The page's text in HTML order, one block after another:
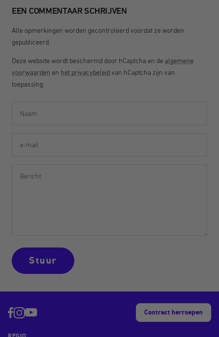
EEN COMMENTAAR SCHRIJVEN
Alle opmerkingen worden gecontroleerd voordat ze worden
gepubliceerd.
Deze website wordt beschermd door hCaptcha en de algemene
voorwaarden en het privacybeleid van hCaptcha zijn van
toepassing.
Naam
e-mail
Bericht
Stuur
Contract herroepen